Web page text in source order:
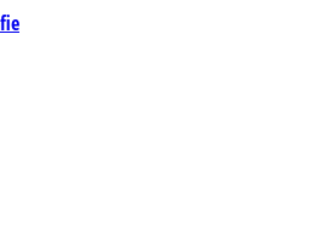
Fotografie